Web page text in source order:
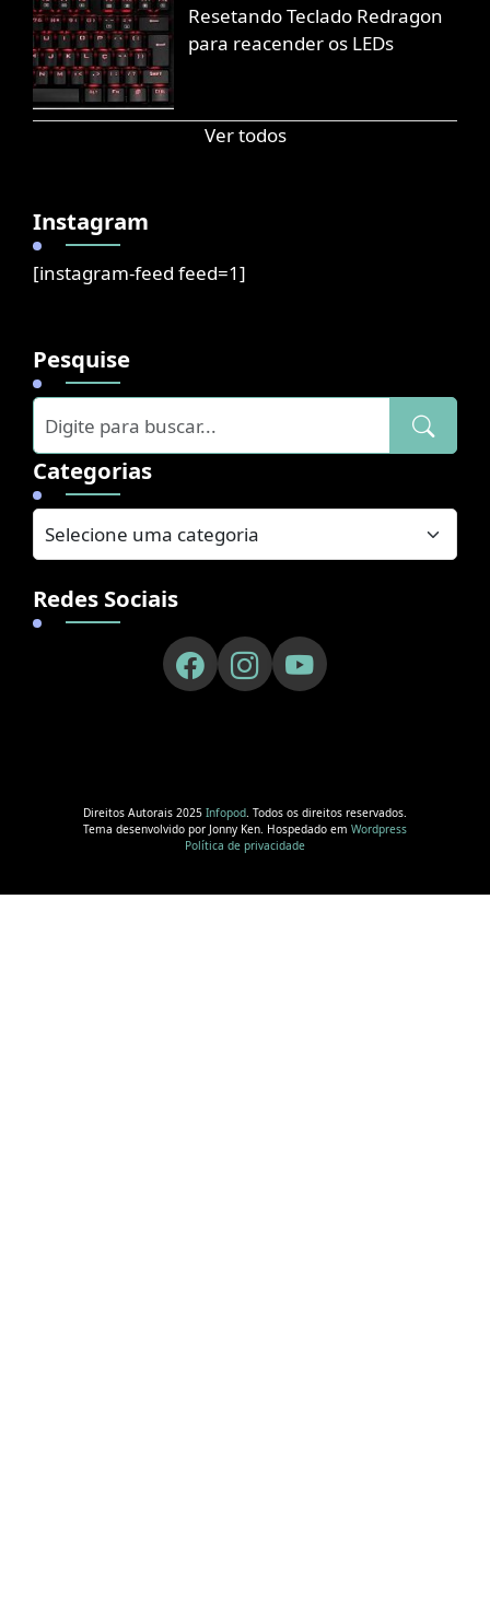
Resetando Teclado Redragon
para reacender os LEDs
Ver todos
Instagram
[instagram-feed feed=1]
Pesquise
Categorias
Redes Sociais
Direitos Autorais 2025 Infopod. Todos os direitos reservados.
Tema desenvolvido por Jonny Ken. Hospedado em Wordpress
Política de privacidade